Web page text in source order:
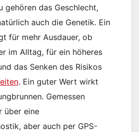
gehören das Geschlecht,
auch die Genetik. Ein
für mehr Ausdauer, ob
im Alltag, für ein höheres
das Senken des Risikos
. Ein guter Wert wirkt
Gemessen
über eine
aber auch per GPS-